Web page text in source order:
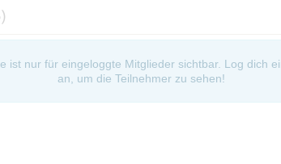
ist nur für eingeloggte Mitglieder sichtbar. Log dich
an, um die Teilnehmer zu sehen!